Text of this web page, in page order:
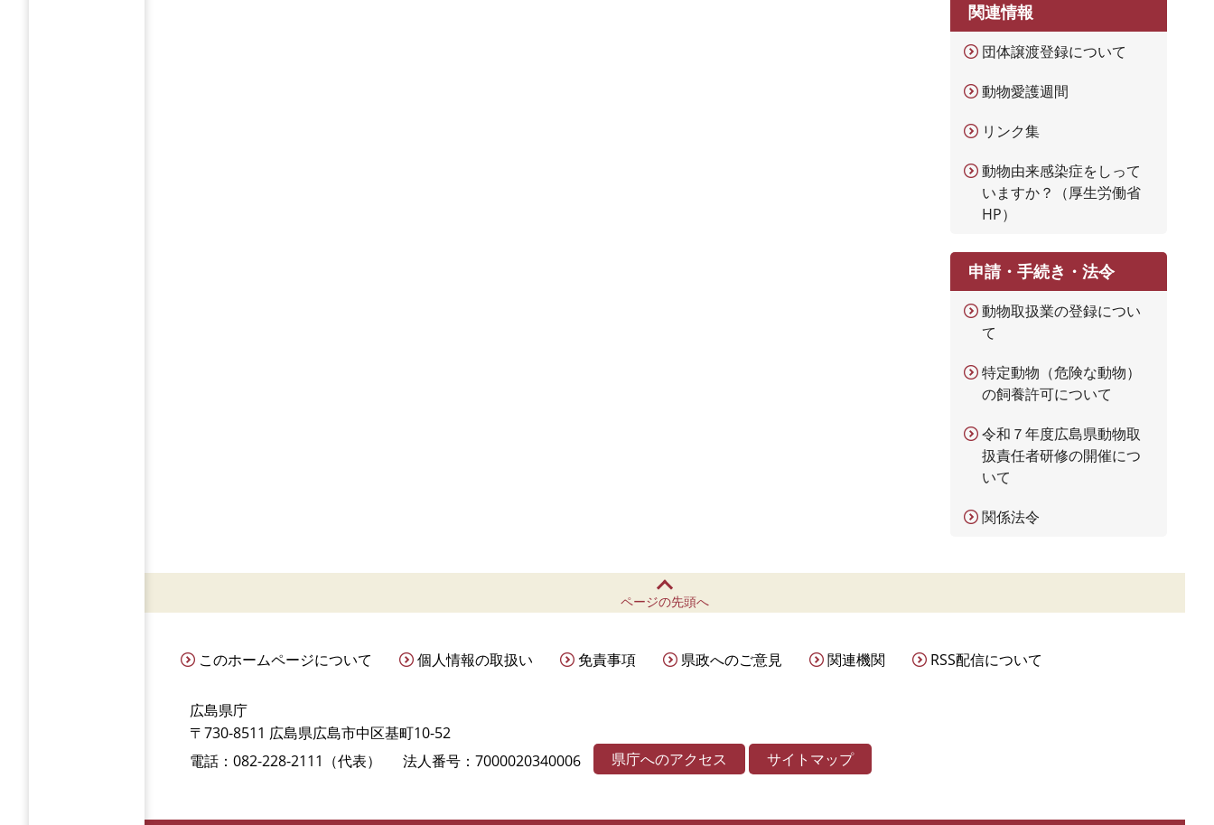
関連情報
団体譲渡登録について
動物愛護週間
リンク集
動物由来感染症をしって
いますか？（厚生労働省
HP）
申請・手続き・法令
動物取扱業の登録につい
て
特定動物（危険な動物）
の飼養許可について
令和７年度広島県動物取
扱責任者研修の開催につ
いて
関係法令
ページの先頭へ
このホームページについて 個人情報の取扱い 免責事項 県政へのご意見 関連機関 RSS配信について
広島県庁
〒730-8511 広島県広島市中区基町10-52
電話：082-228-2111（代表）
法人番号：7000020340006 県庁へのアクセス サイトマップ